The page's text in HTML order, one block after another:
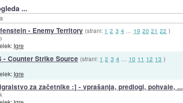
...
- Enemy Territory (strani: 1 2 3 4 … 19 20 21 22 )
Igre
- Counter Strike Source (strani: 1 2 3 4 … 10 11 12 13 )
Igre
za začetnike :] - vprašanja, predlogi, pohvale, ...